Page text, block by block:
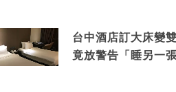
台中酒店訂大床變
竟放警告「睡另一